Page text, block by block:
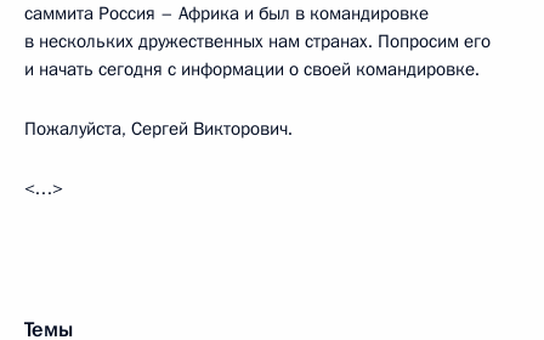
саммита Россия – Африка и был в командировке
в нескольких дружественных нам странах. Попросим его
и начать сегодня с информации о своей командировке.
Пожалуйста, Сергей Викторович.
<…>
Темы